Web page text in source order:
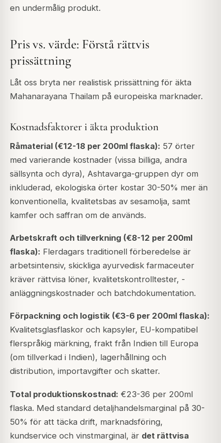
en undermålig produkt.
Pris vs. värde: Förstå rättvis
prissättning
Låt oss bryta ner realistisk prissättning för äkta
Mahanarayana Thailam på europeiska marknader.
Kostnadsfaktorer i äkta produktion
Råmaterial (€12-18 per 200ml flaska): 57 örter
med varierande kostnader (vissa billiga, andra
sällsynta och dyra), Ashtavarga-gruppen dyr om
inkluderad, ekologiska örter kostar 30-50% mer än
konventionella, kvalitetsbas av sesamolja, samt
kamfer och saffran om de används.
Arbetskraft och tillverkning (€8-12 per 200ml
flaska): Flerdagars traditionell förberedelse är
arbetsintensiv, skickliga ayurvedisk farmaceuter
kräver rättvisa löner, kvalitetskontrolltester, -
anläggningskostnader och batchdokumentation.
Förpackning och logistik (€3-6 per 200ml flaska):
Kvalitetsglasflaskor och kapsyler, EU-kompatibel
flerspråkig märkning, frakt från Indien till Europa
(om tillverkad i Indien), lagerhållning och
distribution, importavgifter och skatter.
Total produktionskostnad: €23-36 per 200ml
flaska. Med standard detaljhandelsmarginal på 30-
50% för att täcka drift, marknadsföring,
kundservice och vinstmarginal, är det rättvisa